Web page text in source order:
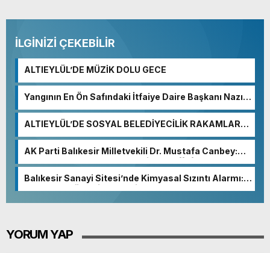
İLGİNİZİ ÇEKEBİLİR
ALTIEYLÜL’DE MÜZİK DOLU GECE
Yangının En Ön Safındaki İtfaiye Daire Başkanı Nazım
ALTIEYLÜL’DE SOSYAL BELEDİYECİLİK RAKAMLARA
AK Parti Balıkesir Milletvekili Dr. Mustafa Canbey:
“Medyanın varlığı, demokratik ve şeffaf toplumun
Balıkesir Sanayi Sitesi’nde Kimyasal Sızıntı Alarmı:
52. Sokak Güvenlik Nedeniyle Boşaltıldı
YORUM YAP